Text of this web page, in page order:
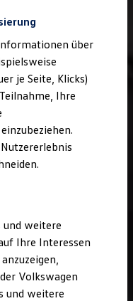
Volkswagen
über
je Seite, Klicks)
Ihre
und weitere
Ihre Interessen
Volkswagen
und weitere